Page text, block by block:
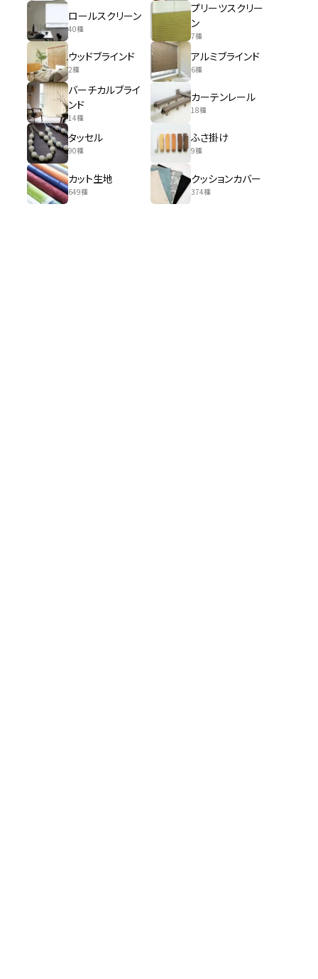
ロールスクリーン
40種
プリーツスクリー
ン
7種
ウッドブラインド
2種
アルミブラインド
6種
バーチカルブライ
ンド
14種
カーテンレール
18種
タッセル
90種
ふさ掛け
9種
カット生地
649種
クッションカバー
374種